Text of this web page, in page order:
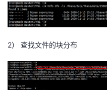
页
开
者
我
2） 查找文件的块分布